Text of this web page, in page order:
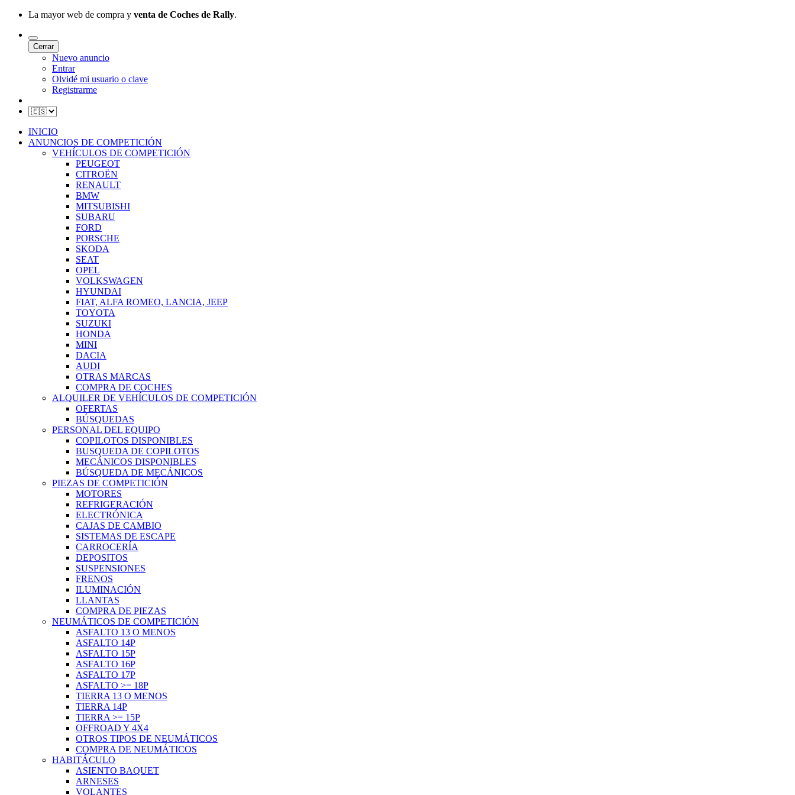
La mayor web de compra y venta de Coches de Rally.
Cerrar
Nuevo anuncio
Entrar
Olvidé mi usuario o clave
Registrarme
INICIO
ANUNCIOS DE COMPETICIÓN
VEHÍCULOS DE COMPETICIÓN
PEUGEOT
CITROËN
RENAULT
BMW
MITSUBISHI
SUBARU
FORD
PORSCHE
SKODA
SEAT
OPEL
VOLKSWAGEN
HYUNDAI
FIAT, ALFA ROMEO, LANCIA, JEEP
TOYOTA
SUZUKI
HONDA
MINI
DACIA
AUDI
OTRAS MARCAS
COMPRA DE COCHES
ALQUILER DE VEHÍCULOS DE COMPETICIÓN
OFERTAS
BÚSQUEDAS
PERSONAL DEL EQUIPO
COPILOTOS DISPONIBLES
BUSQUEDA DE COPILOTOS
MECÁNICOS DISPONIBLES
BÚSQUEDA DE MECÁNICOS
PIEZAS DE COMPETICIÓN
MOTORES
REFRIGERACIÓN
ELECTRÓNICA
CAJAS DE CAMBIO
SISTEMAS DE ESCAPE
CARROCERÍA
DEPOSITOS
SUSPENSIONES
FRENOS
ILUMINACIÓN
LLANTAS
COMPRA DE PIEZAS
NEUMÁTICOS DE COMPETICIÓN
ASFALTO 13 O MENOS
ASFALTO 14P
ASFALTO 15P
ASFALTO 16P
ASFALTO 17P
ASFALTO >= 18P
TIERRA 13 O MENOS
TIERRA 14P
TIERRA >= 15P
OFFROAD Y 4X4
OTROS TIPOS DE NEUMÁTICOS
COMPRA DE NEUMÁTICOS
HABITÁCULO
ASIENTO BAQUET
ARNESES
VOLANTES